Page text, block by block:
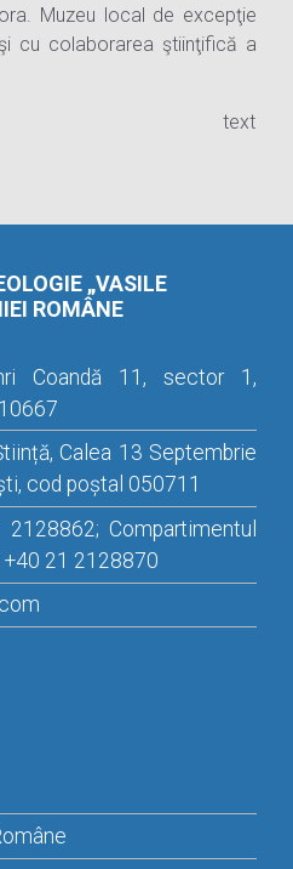
Muzeu local de excepţie
cu colaborarea ştiinţifică a
„VASILE
ROMÂNE
Coandă 11, sector 1,
Calea 13 Septembrie
cod poștal 050711
Compartimentul
21 2128870